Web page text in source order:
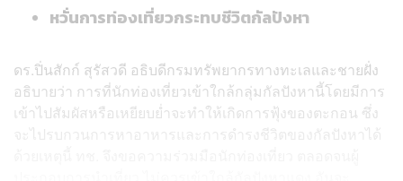
หวั่นการท่องเที่ยวกระทบชีวิตกัลปังหา
ดร.ปิ่นสักก์ สุรัสวดี อธิบดีกรมทรัพยากรทางทะเลและชายฝั่ง
อธิบายว่า การที่นักท่องเที่ยวเข้าใกล้กลุ่มกัลปังหานี้โดยมีการ
เข้าไปสัมผัสหรือเหยียบย่ำจะทำให้เกิดการฟุ้งของตะกอน ซึ่ง